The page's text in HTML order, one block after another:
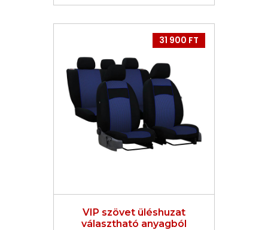
31 900 FT
VIP szövet üléshuzat
választható anyagból